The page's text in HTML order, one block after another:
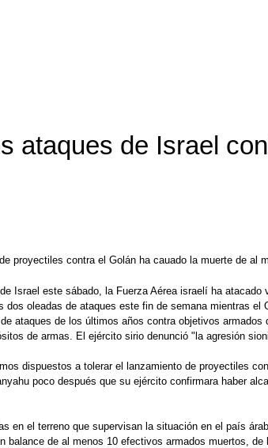
ataques de Israel
proyectiles contra el Golán ha cauado la muerte de al
Israel este sábado, la Fuerza Aérea israelí ha
oleadas de ataques este fin de semana mientras
de los últimos años contra objetivos armados
de armas. El ejército sirio denunció "la agresión
dispuestos a tolerar el lanzamiento de proyectiles
poco después que su ejército confirmara haber
en el terreno que supervisan la situación en el país
de al menos 10 efectivos armados muertos,